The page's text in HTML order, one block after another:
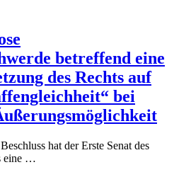
betreffend eine
des Rechts auf
bei
hat der Erste Senat des
eine …